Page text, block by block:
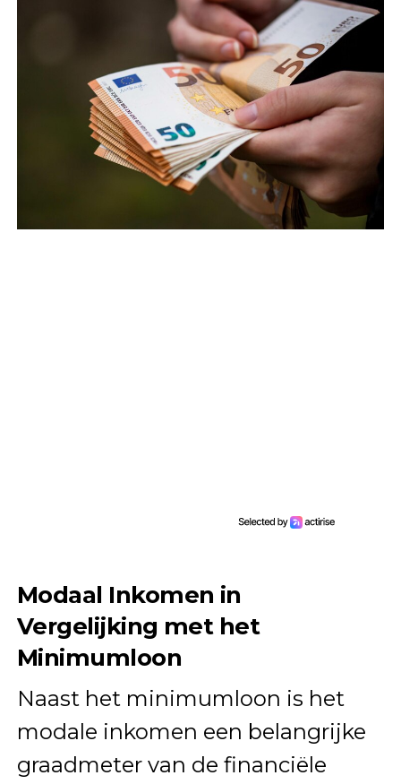
Modaal Inkomen in
Vergelijking met het
Minimumloon
Naast het minimumloon is het
modale inkomen een belangrijke
graadmeter van de financiële